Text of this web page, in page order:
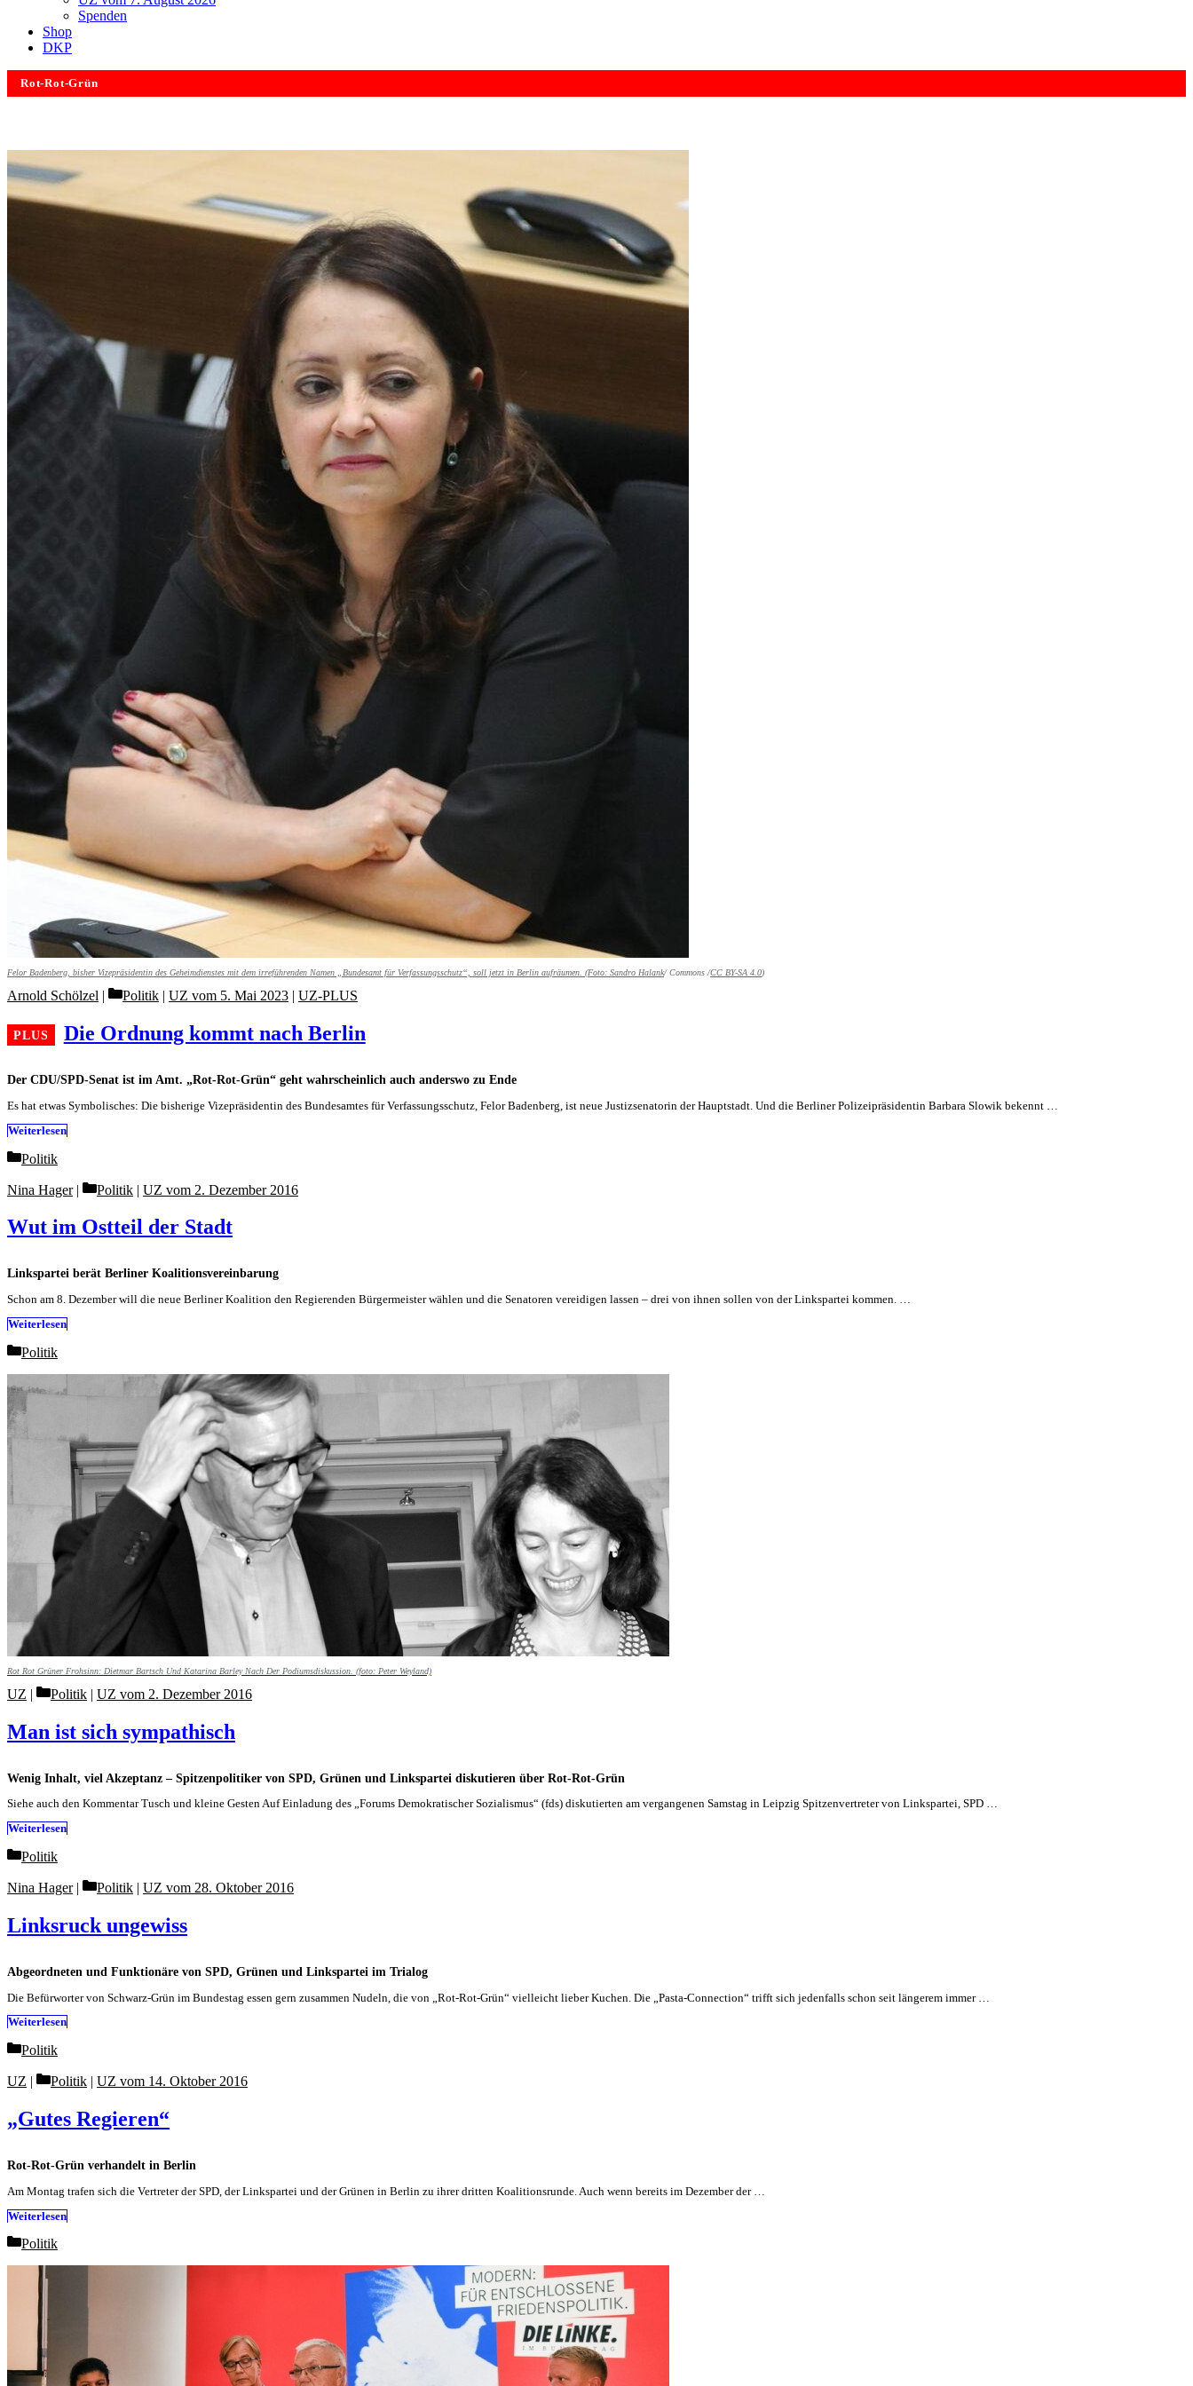
Spenden
Shop
DKP
Rot-Rot-Grün
Felor Badenberg, bisher Vizepräsidentin des Geheimdienstes mit dem irreführenden Namen „Bundesamt für Verfassungsschutz“, soll jetzt in Berlin aufräumen. (Foto: Sandro Halank/ Commons /CC BY-SA 4.0)
Der CDU/SPD-Senat ist im Amt. „Rot-Rot-Grün“ geht wahrscheinlich auch anderswo zu Ende
Die Ordnung kommt nach Berlin
Arnold Schölzel Categories
Politik | UZ vom 5. Mai 2023 | UZ-PLUS
Es hat etwas Symbolisches: Die bisherige Vizepräsidentin des Bundesamtes für Verfassungsschutz, Felor Badenberg, ist neue Justizsenatorin der Hauptstadt. Und die Berliner Polizeipräsidentin Barbara Slowik bekennt …
Weiterlesen
Categories
Politik
Linkspartei berät Berliner Koalitionsvereinbarung
Wut im Ostteil der Stadt
Nina Hager Categories
Politik | UZ vom 2. Dezember 2016
Schon am 8. Dezember will die neue Berliner Koalition den Regierenden Bürgermeister wählen und die Senatoren vereidigen lassen – drei von ihnen sollen von der Linkspartei kommen. …
Weiterlesen
Categories
Politik
Rot Rot Grüner Frohsinn: Dietmar Bartsch Und Katarina Barley Nach Der Podiumsdiskussion. (foto: Peter Weyland)
Wenig Inhalt, viel Akzeptanz – Spitzenpolitiker von SPD, Grünen und Linkspartei diskutieren über Rot-Rot-Grün
Man ist sich sympathisch
UZ Categories
Politik | UZ vom 2. Dezember 2016
Siehe auch den Kommentar Tusch und kleine Gesten Auf Einladung des „Forums Demokratischer Sozialismus“ (fds) diskutierten am vergangenen Samstag in Leipzig Spitzenvertreter von Linkspartei, SPD …
Weiterlesen
Categories
Politik
Abgeordneten und Funktionäre von SPD, Grünen und Linkspartei im Trialog
Linksruck ungewiss
Nina Hager Categories
Politik | UZ vom 28. Oktober 2016
Die Befürworter von Schwarz-Grün im Bundestag essen gern zusammen Nudeln, die von „Rot-Rot-Grün“ vielleicht lieber Kuchen. Die „Pasta-Connection“ trifft sich jedenfalls schon seit längerem immer …
Weiterlesen
Categories
Politik
Rot-Rot-Grün verhandelt in Berlin
„Gutes Regieren“
UZ Categories
Politik | UZ vom 14. Oktober 2016
Am Montag trafen sich die Vertreter der SPD, der Linkspartei und der Grünen in Berlin zu ihrer dritten Koalitionsrunde. Auch wenn bereits im Dezember der …
Weiterlesen
Categories
Politik